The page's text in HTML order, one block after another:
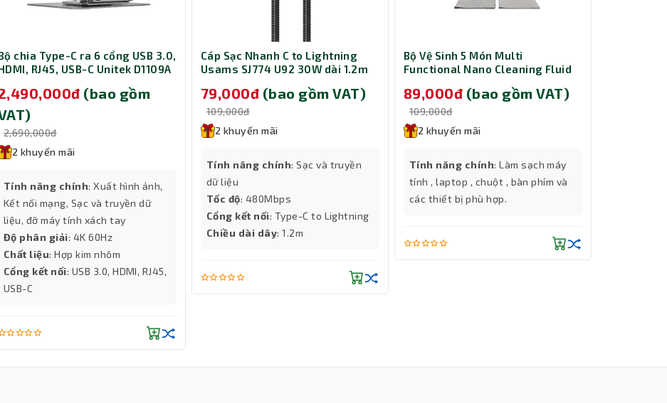
chia Type-C ra 6 cổng USB 3.0,
RJ45, USB-C Unitek D1109A
(bao gồm
2,690,000đ
2 khuyến mãi
Tính năng chính: Xuất hình ảnh,
Kết nối mạng, Sạc và truyền dữ
liệu, đỡ máy tính xách tay
Độ phân giải: 4K 60Hz
Chất liệu: Hợp kim nhôm
Cổng kết nối: USB 3.0, HDMI, RJ45,
USB-C
Cáp Sạc Nhanh C to Lightning
Usams SJ774 U92 30W dài 1.2m
79,000đ (bao gồm VAT)
109,000đ
2 khuyến mãi
Tính năng chính: Sạc và truyền
dữ liệu
Tốc độ: 480Mbps
Cổng kết nối: Type-C to Lightning
Chiều dài dây: 1.2m
Bộ Vệ Sinh 5 Món Multi
Functional Nano Cleaning Fluid
89,000đ (bao gồm VAT)
109,000đ
2 khuyến mãi
Tính năng chính: Làm sạch máy
tính , laptop , chuột , bàn phím và
các thiết bị phù hợp.
Thành Nhân TNC